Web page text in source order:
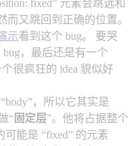
fixed” 元素会跳远和
又跳回到正确的位置。
示看到这个 bug。 要哭
，最后还是有一个
很疯狂的 idea 貌似好
“body”，所以它其实是
“ 固定层”。他将占据整个
能是 “fixed” 的元素